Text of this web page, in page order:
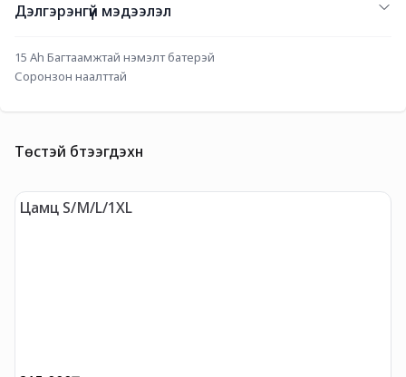
Дэлгэрэнгүй мэдээлэл
15 Ah Багтаамжтай нэмэлт батерэй
Соронзон наалттай
Төстэй бүтээгдэхүүн
Цамц S/M/L/1XL